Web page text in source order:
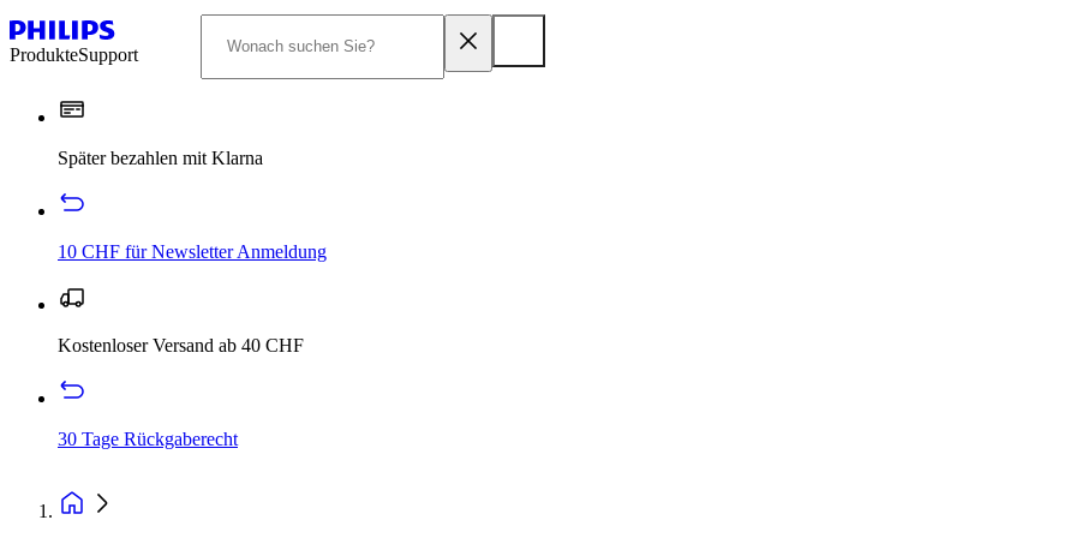
ProdukteSupport
Später bezahlen mit Klarna
10 CHF für Newsletter Anmeldung
Kostenloser Versand ab 40 CHF
30 Tage Rückgaberecht